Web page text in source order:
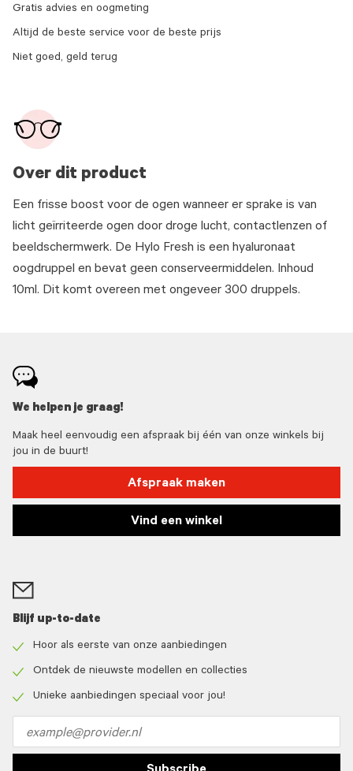
Over dit product
Een frisse boost voor de ogen wanneer er sprake is van
licht geïrriteerde ogen door droge lucht, contactlenzen of
beeldschermwerk. De Hylo Fresh is een hyaluronaat
oogdruppel en bevat geen conserveermiddelen. Inhoud
10ml. Dit komt overeen met ongeveer 300 druppels.
Gratis advies en oogmeting
Altijd de beste service voor de beste prijs
Niet goed, geld terug
We helpen je graag!
Maak heel eenvoudig een afspraak bij één van onze winkels bij
jou in de buurt!
Afspraak maken
Vind een winkel
Blijf up-to-date
icon
Hoor als eerste van onze aanbiedingen
icon
Ontdek de nieuwste modellen en collecties
Unieke aanbiedingen speciaal voor jou!
address